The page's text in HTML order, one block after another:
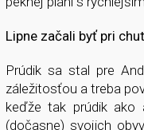
Lipne začali byť pri
Prúdik sa stal pre
záležitosťou a treba
keďže tak prúdik ako
(dočasne) svojich